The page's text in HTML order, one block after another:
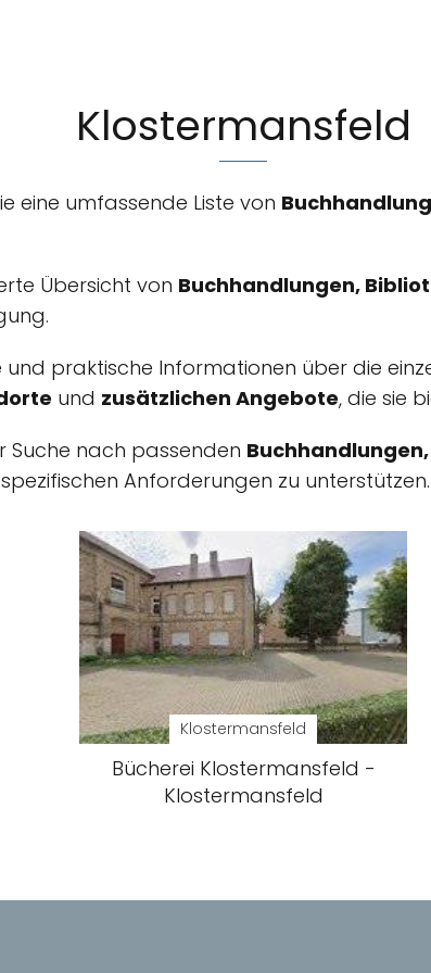
Klostermansfeld
eine umfassende Liste von
Übersicht von Buchhandlungen,
praktische Informationen über die
und zusätzlichen Angebote, die sie
Suche nach passenden
Anforderungen zu unterstützen.
Klostermansfeld
Bücherei Klostermansfeld -
Klostermansfeld